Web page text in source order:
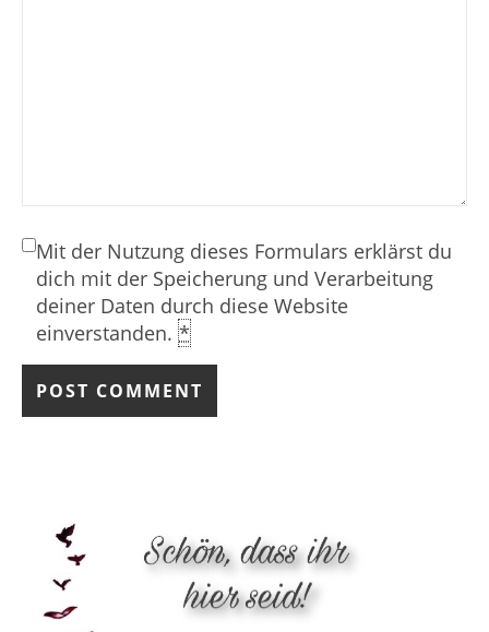
Mit der Nutzung dieses Formulars erklärst du
dich mit der Speicherung und Verarbeitung
deiner Daten durch diese Website
einverstanden. *